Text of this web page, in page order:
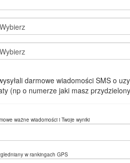
darmowe wiadomości SMS o
(np o numerze jaki masz
ważne wiadomości i Twoje wyniki
w rankingach GPS